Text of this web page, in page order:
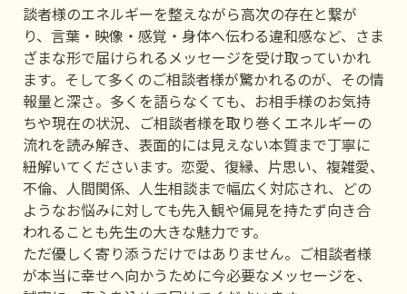
談者様のエネルギーを整えながら高次の存在と繋が
り、言葉・映像・感覚・身体へ伝わる違和感など、さま
ざまな形で届けられるメッセージを受け取っていかれ
ます。そして多くのご相談者様が驚かれるのが、その情
報量と深さ。多くを語らなくても、お相手様のお気持
ちや現在の状況、ご相談者様を取り巻くエネルギーの
流れを読み解き、表面的には見えない本質まで丁寧に
紐解いてくださいます。恋愛、復縁、片思い、複雑愛、
不倫、人間関係、人生相談まで幅広く対応され、どの
ようなお悩みに対しても先入観や偏見を持たず向き合
われることも先生の大きな魅力です。
ただ優しく寄り添うだけではありません。ご相談者様
が本当に幸せへ向かうために今必要なメッセージを、